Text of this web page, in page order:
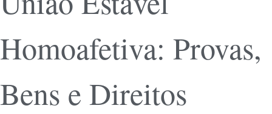
Homoafetiva: Provas,
Bens e Direitos